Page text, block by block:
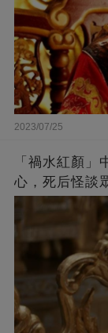
2023/07/25
「禍水紅顏
心，死后怪談